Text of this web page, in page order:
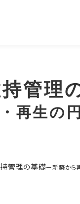
管理
再生の
管理の基礎ー新築から